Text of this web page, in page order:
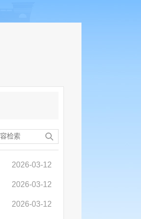
2026-03-12
2026-03-12
2026-03-12